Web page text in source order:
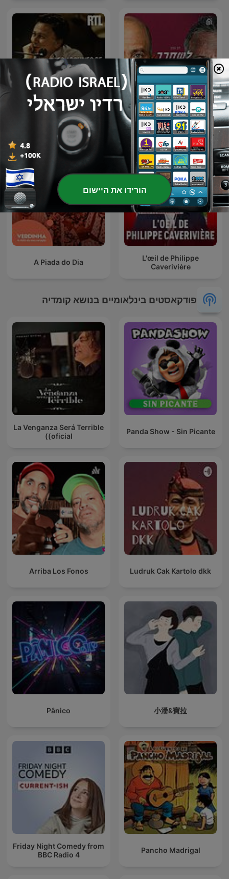
לשחרר את הדב
Les Grosses Têtes - Les
archives de Philippe
Bouvard
L'œil de Philippe
Caverivière
A Piada do Dia
פודקאסטים בינלאומיים בנושא קומדיה
Panda Show - Sin Picante
La Venganza Será Terrible
(oficial)
Ludruk Cak Kartolo dkk
Arriba Los Fonos
小潘&寶拉
Pânico
Pancho Madrigal
Friday Night Comedy from
BBC Radio 4
הורידו את היישום